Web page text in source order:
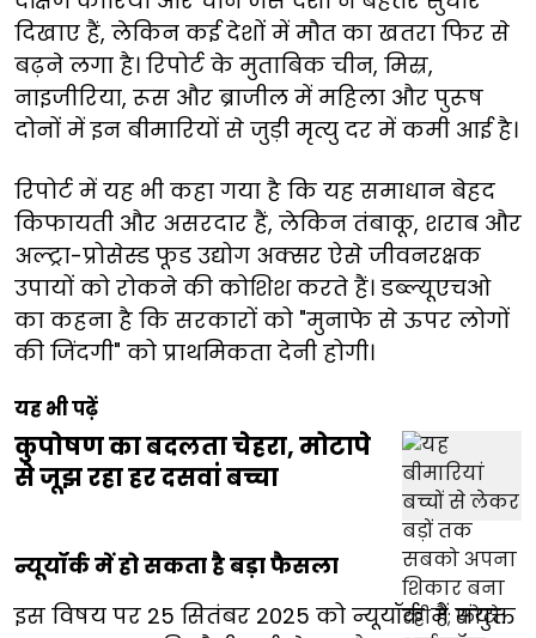
दिखाए हैं, लेकिन कई देशों में मौत का खतरा फिर से
बढ़ने लगा है। रिपोर्ट के मुताबिक चीन, मिस्र,
नाइजीरिया, रूस और ब्राजील में महिला और पुरूष
दोनों में इन बीमारियों से जुड़ी मृत्यु दर में कमी आई है।
रिपोर्ट में यह भी कहा गया है कि यह समाधान बेहद
किफायती और असरदार हैं, लेकिन तंबाकू, शराब और
अल्ट्रा-प्रोसेस्ड फूड उद्योग अक्सर ऐसे जीवनरक्षक
उपायों को रोकने की कोशिश करते हैं। डब्ल्यूएचओ
का कहना है कि सरकारों को "मुनाफे से ऊपर लोगों
की जिंदगी" को प्राथमिकता देनी होगी।
यह भी पढ़ें
कुपोषण का बदलता चेहरा, मोटापे
से जूझ रहा हर दसवां बच्चा
न्यूयॉर्क में हो सकता है बड़ा फैसला
इस विषय पर 25 सितंबर 2025 को न्यूयॉर्क में संयुक्त